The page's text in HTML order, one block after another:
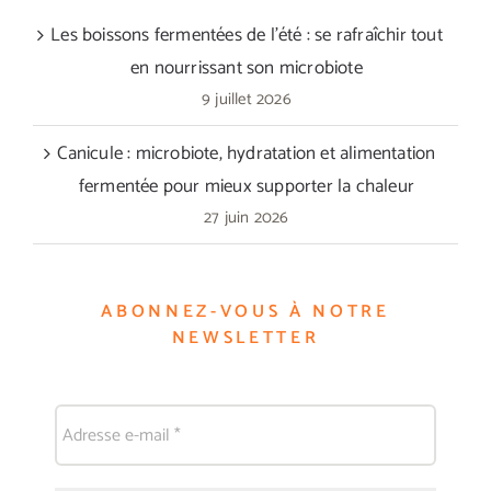
Les boissons fermentées de l’été : se rafraîchir tout
en nourrissant son microbiote
9 juillet 2026
Canicule : microbiote, hydratation et alimentation
fermentée pour mieux supporter la chaleur
27 juin 2026
ABONNEZ-VOUS À NOTRE
NEWSLETTER